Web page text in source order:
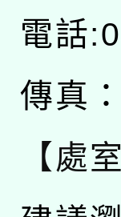
電話
傳真
【處